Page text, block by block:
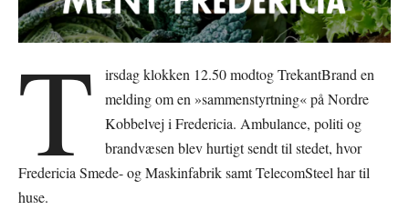
T
irsdag klokken 12.50 modtog TrekantBrand en
melding om en »sammenstyrtning« på Nordre
Kobbelvej i Fredericia. Ambulance, politi og
brandvæsen blev hurtigt sendt til stedet, hvor
Fredericia Smede- og Maskinfabrik samt TelecomSteel har til
huse.